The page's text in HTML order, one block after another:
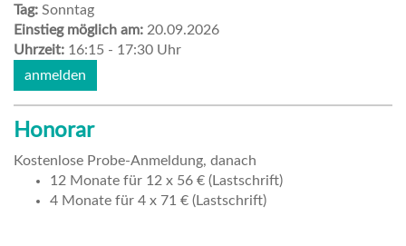
Tag: Sonntag
Einstieg möglich am: 20.09.2026
Uhrzeit: 16:15 - 17:30 Uhr
anmelden
Honorar
Kostenlose Probe-Anmeldung, danach
12 Monate für 12 x 56 € (Lastschrift)
4 Monate für 4 x 71 € (Lastschrift)